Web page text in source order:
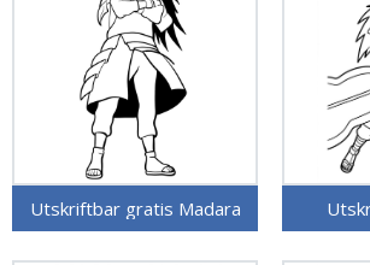
Utskriftbar gratis Madara